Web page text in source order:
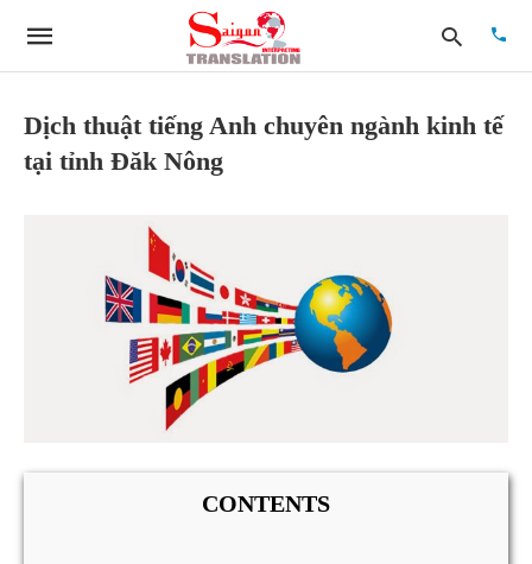
Dịch thuật tiếng Anh chuyên ngành kinh tế
tại tỉnh Đăk Nông
CONTENTS